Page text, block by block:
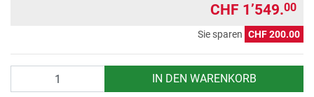
CHF 1’549.00
Sie sparen CHF 200.00
IN DEN WARENKORB